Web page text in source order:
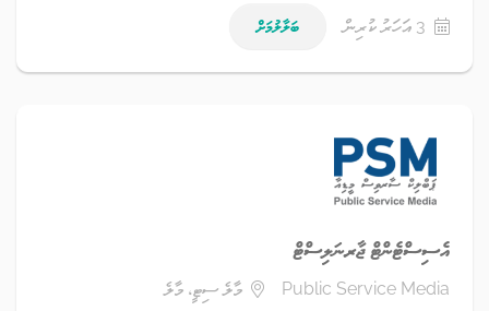
3 އަހަރު ކުރިން ބަލާލުމަށް
އެސިސްޓެންޓް ޖާރނަލިސްޓް
Public Service Media
މާލެ ސިޓީ، މާލެ